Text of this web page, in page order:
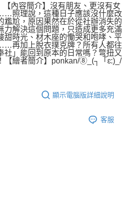
覽以下網址：
代理人或監護人之同意方可使用
申辦者引起之損失，本公司不負相關責
將依據個別帳號之用戶狀況，依本公司即
額度不足之情形，本公司將視審查結果
)免運費
上)免運費
查看運費
內容簡介】沒有朋友、更沒有女
照理說，這種日子應該沒什麼改
尷尬，原因果然在於從社辦消失的
力解決這個問題，只造成更多充滿
甜時光、材木座的慟哭和咆哮、平
再加上脫衣撲克牌？所有人都往
社」能回到原本的日常嗎？彆扭又
【繪者簡介】ponkan/⑧_(┐「ɛ:)_/
顯示電腦版詳細說明
客服